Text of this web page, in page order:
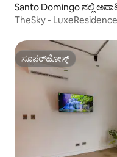
Santo Domingo ನಲ್ಲಿ
TheSky -
ಸೂಪರ್‌ಹೋಸ್ಟ್
ಸೂಪರ್‌ಹೋಸ್ಟ್